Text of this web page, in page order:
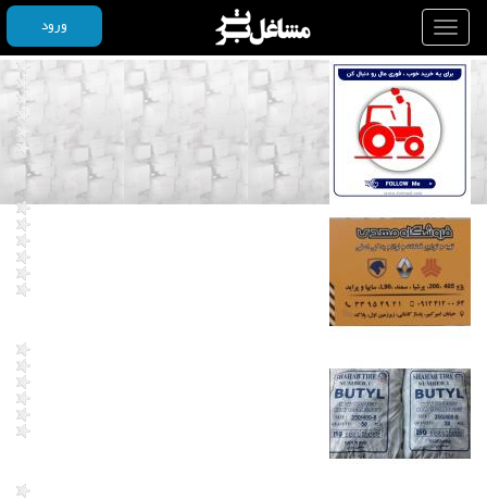
Toggle
navigation
ورود